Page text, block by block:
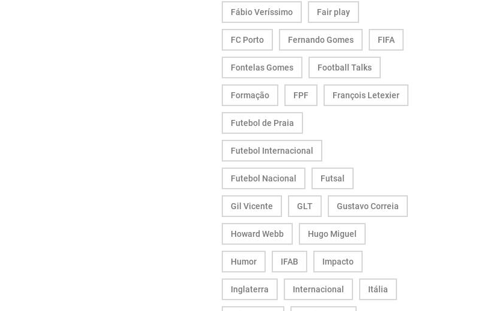
Fábio Veríssimo Fair play
FC Porto Fernando Gomes FIFA
Fontelas Gomes Football Talks
Formação FPF François Letexier
Futebol de Praia
Futebol Internacional
Futebol Nacional Futsal
Gil Vicente GLT Gustavo Correia
Howard Webb Hugo Miguel
Humor IFAB Impacto
Inglaterra Internacional Itália